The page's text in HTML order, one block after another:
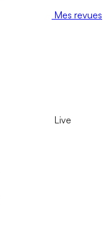
Mes revues
Live